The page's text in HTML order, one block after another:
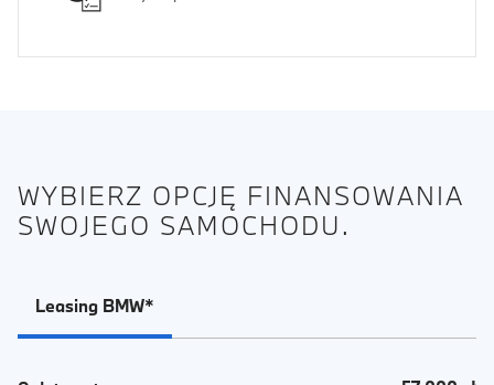
WYBIERZ OPCJĘ FINANSOWANIA
SWOJEGO SAMOCHODU.
Leasing BMW*